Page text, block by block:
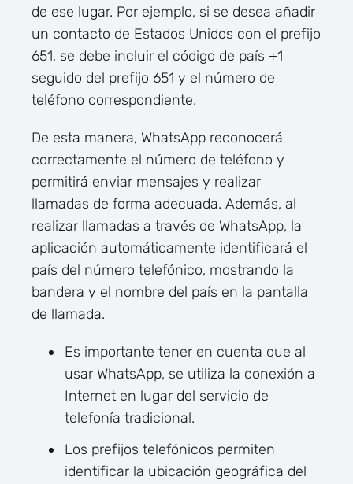
de ese lugar. Por ejemplo, si se desea añadir
un contacto de Estados Unidos con el prefijo
651, se debe incluir el código de país +1
seguido del prefijo 651 y el número de
teléfono correspondiente.
De esta manera, WhatsApp reconocerá
correctamente el número de teléfono y
permitirá enviar mensajes y realizar
llamadas de forma adecuada. Además, al
realizar llamadas a través de WhatsApp, la
aplicación automáticamente identificará el
país del número telefónico, mostrando la
bandera y el nombre del país en la pantalla
de llamada.
Es importante tener en cuenta que al
usar WhatsApp, se utiliza la conexión a
Internet en lugar del servicio de
telefonía tradicional.
Los prefijos telefónicos permiten
identificar la ubicación geográfica del